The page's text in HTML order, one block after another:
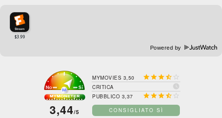
Powered by
3,44/5
MYMOVIES 3,50  
CRITICA 
PUBBLICO 3,37  
CONSIGLIATO SÌ